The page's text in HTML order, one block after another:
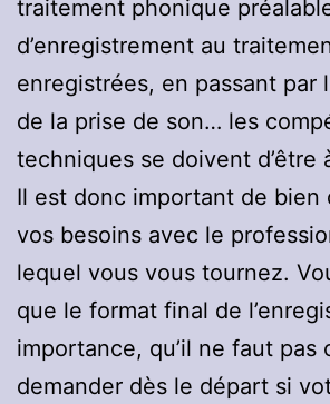
traitement phonique
d’enregistrement au
enregistrées, en passant par
de la prise de son… les
techniques se doivent d’être
Il est donc important de bien
vos besoins avec le
lequel vous vous tournez.
que le format final de
importance, qu’il ne faut pas
demander dès le départ si